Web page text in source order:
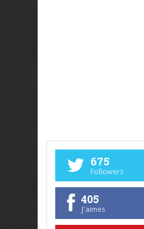
675
Followers
405
J'aimes